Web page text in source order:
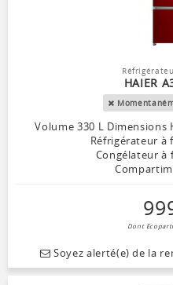
HAIER
Volume 330 L Dimensions
Réfrigérateur à
Congélateur à
Dont
Soyez alerté(e) de la